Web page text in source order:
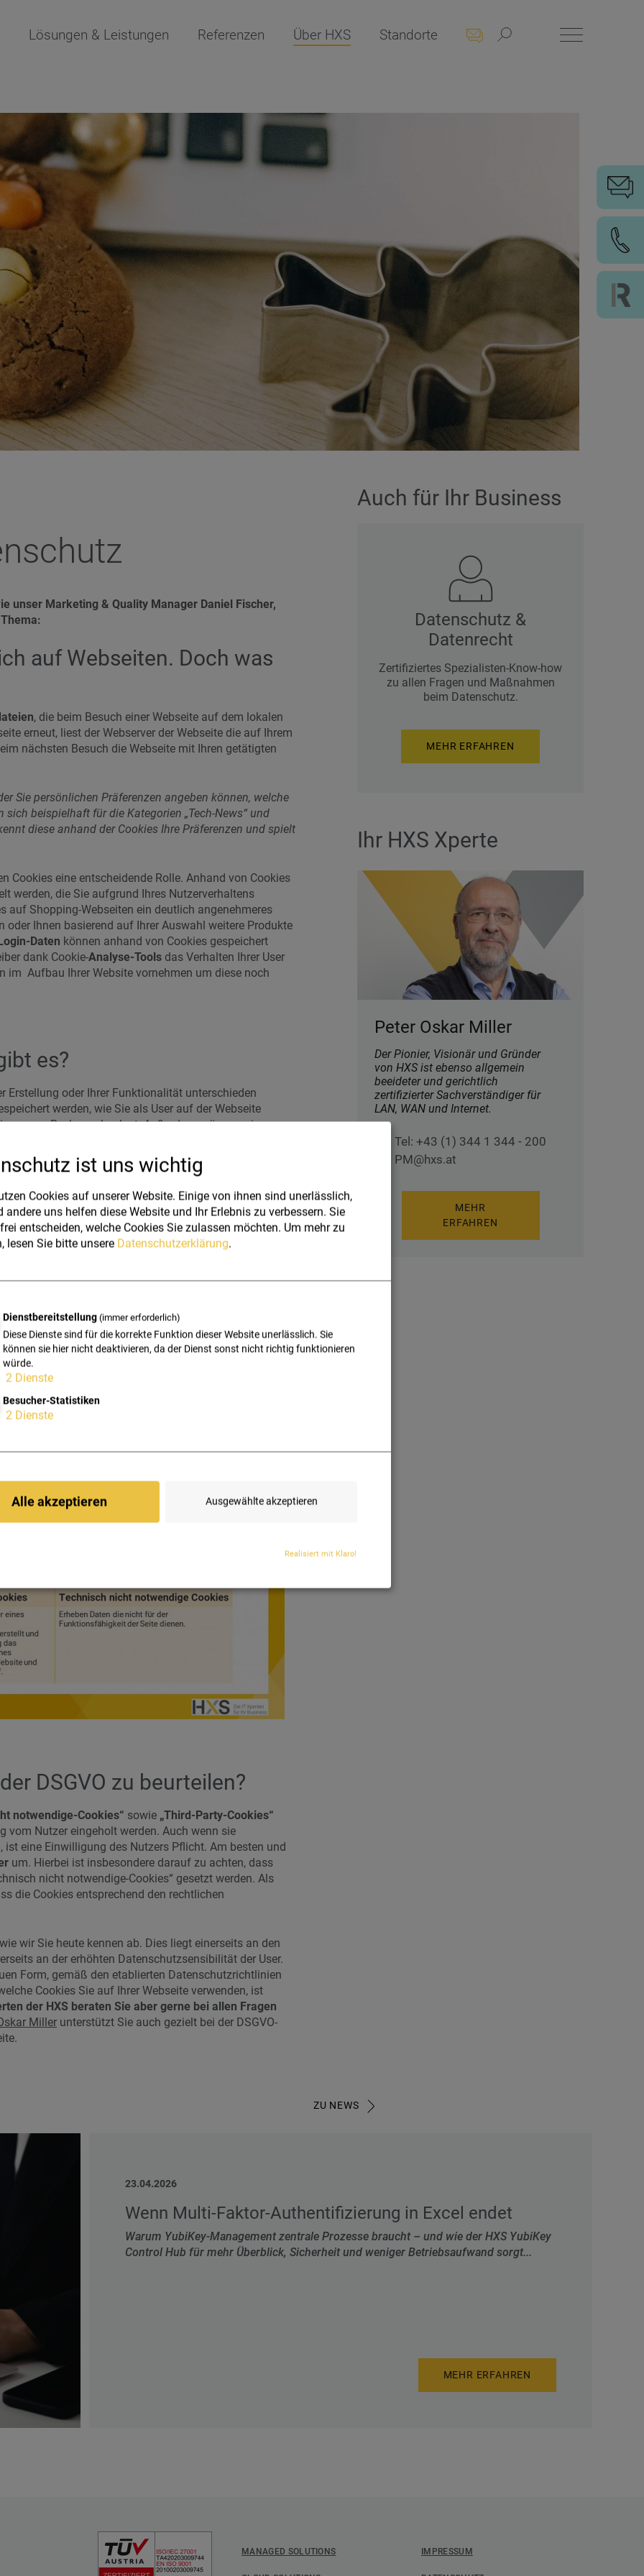
Lösungen & Leistungen Referenzen Über HXS Standorte
unser Marketing & Quality Manager Daniel Fischer,
auf Webseiten. Doch was
, die beim Besuch einer Webseite auf dem lokalen
erneut, liest der Webserver der Webseite die auf Ihrem
nächsten Besuch die Webseite mit Ihren getätigten
Sie persönlichen Präferenzen angeben können, welche
beispielhaft für die Kategorien „Tech-News“ und
diese anhand der Cookies Ihre Präferenzen und spielt
Cookies eine entscheidende Rolle. Anhand von Cookies
werden, die Sie aufgrund Ihres Nutzerverhaltens
auf Shopping-Webseiten ein deutlich angenehmeres
oder Ihnen basierend auf Ihrer Auswahl weitere Produkte
Daten können anhand von Cookies gespeichert
dank Cookie-Analyse-Tools das Verhalten Ihrer User
im Aufbau Ihrer Website vornehmen um diese noch
es?
Erstellung oder Ihrer Funktionalität unterschieden
werden, wie Sie als User auf der Webseite
am Rechner abgelegt. Außerdem müssen wir
des Users gespeichert und stammen direkt vom
(zum Beispiel ein Werbetreibender) erstellt und
mehrere Webseiten auf, um dank des Trackings
notwendigen" vs. "technisch nicht notwendigen
Name bereits verrät - für die technische Funktion der
beispielsweise um User-Einstellungen, Login-Daten
Cookies“
Es handelt sich hierbei oftmals um Marketing-
Google Analytics.
DSGVO zu beurteilen?
notwendige-Cookies“ sowie „Third-Party-Cookies“
vom Nutzer eingeholt werden. Auch wenn sie
ist eine Einwilligung des Nutzers Pflicht. Am besten und
um. Hierbei ist insbesondere darauf zu achten, dass
nicht notwendige-Cookies“ gesetzt werden. Als
die Cookies entsprechend den rechtlichen
wir Sie heute kennen ab. Dies liegt einerseits an den
an der erhöhten Datenschutzsensibilität der User.
Form, gemäß den etablierten Datenschutzrichtlinien
Cookies Sie auf Ihrer Webseite verwenden, ist
der HXS beraten Sie aber gerne bei allen Fragen
Miller unterstützt Sie auch gezielt bei der DSGVO-
Auch für Ihr Business
Datenschutz &
Datenrecht
Zertifiziertes Spezialisten-Know-how
zu allen Fragen und Maßnahmen
beim Datenschutz.
MEHR ERFAHREN
Ihr HXS Xperte
Peter Oskar Miller
Der Pionier, Visionär und Gründer
von HXS ist ebenso allgemein
beeideter und gerichtlich
zertifizierter Sachverständiger für
LAN, WAN und Internet.
Tel: +43 (1) 344 1 344 - 200
PM@hxs.at
MEHR
ERFAHREN
ZU NEWS
23.04.2026
Wenn Multi-Faktor-Authentifizierung in Excel endet
Warum YubiKey-Management zentrale Prozesse braucht – und wie der HXS YubiKey
Control Hub für mehr Überblick, Sicherheit und weniger Betriebsaufwand sorgt...
MEHR ERFAHREN
MANAGED SOLUTIONS IMPRESSUM
ist uns wichtig
Cookies auf unserer Website. Einige von ihnen sind unerlässlich,
andere uns helfen diese Website und Ihr Erlebnis zu verbessern. Sie
entscheiden, welche Cookies Sie zulassen möchten. Um mehr zu
lesen Sie bitte unsere Datenschutzerklärung.
Dienstbereitstellung (immer erforderlich)
Diese Dienste sind für die korrekte Funktion dieser Website unerlässlich. Sie
können sie hier nicht deaktivieren, da der Dienst sonst nicht richtig funktionieren
würde.
2 Dienste
Besucher-Statistiken
2 Dienste
Ausgewählte akzeptieren
Alle akzeptieren
Realisiert mit Klaro!